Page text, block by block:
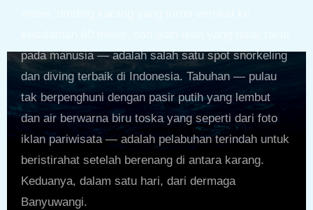
pada manusia — adalah salah satu spot snorkeling
dan diving terbaik di Indonesia. Tabuhan — pulau
tak berpenghuni dengan pasir putih yang lembut
dan air berwarna biru toska yang seperti dari foto
iklan pariwisata — adalah pelabuhan terindah untuk
beristirahat setelah berenang di antara karang.
Keduanya, dalam satu hari, dari dermaga
Banyuwangi.